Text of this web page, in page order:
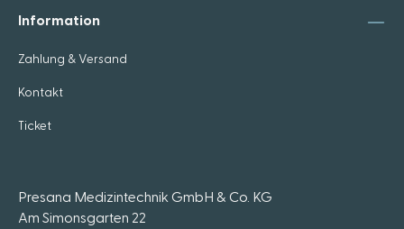
Information
Zahlung & Versand
Kontakt
Ticket
Presana Medizintechnik GmbH & Co. KG
Am Simonsgarten 22